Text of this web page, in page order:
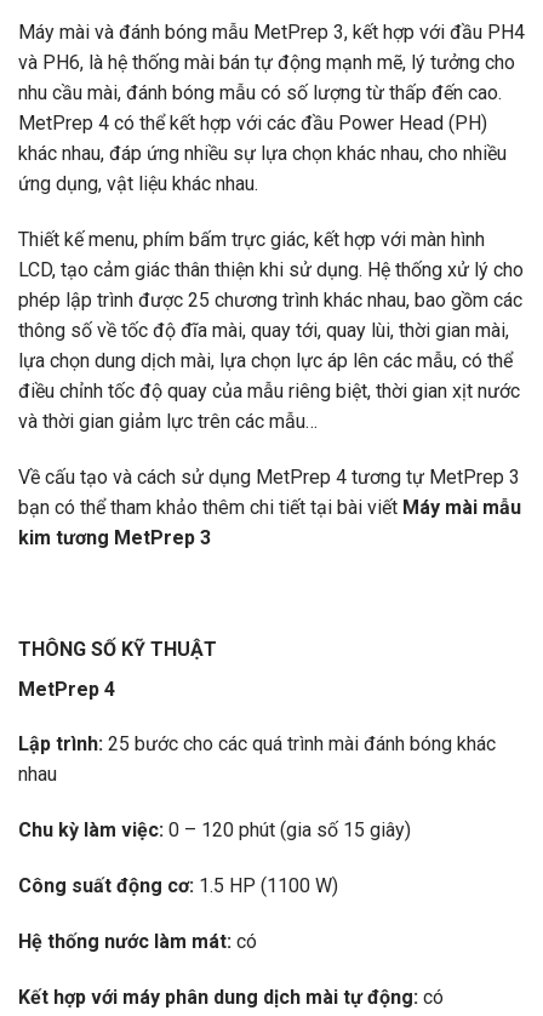
Máy mài và đánh bóng mẫu MetPrep 3, kết hợp với đầu PH4
và PH6, là hệ thống mài bán tự động mạnh mẽ, lý tưởng cho
nhu cầu mài, đánh bóng mẫu có số lượng từ thấp đến cao.
MetPrep 4 có thể kết hợp với các đầu Power Head (PH)
khác nhau, đáp ứng nhiều sự lựa chọn khác nhau, cho nhiều
ứng dụng, vật liệu khác nhau.
Thiết kế menu, phím bấm trực giác, kết hợp với màn hình
LCD, tạo cảm giác thân thiện khi sử dụng. Hệ thống xử lý cho
phép lập trình được 25 chương trình khác nhau, bao gồm các
thông số về tốc độ đĩa mài, quay tới, quay lùi, thời gian mài,
lựa chọn dung dịch mài, lựa chọn lực áp lên các mẫu, có thể
điều chỉnh tốc độ quay của mẫu riêng biệt, thời gian xịt nước
và thời gian giảm lực trên các mẫu…
Về cấu tạo và cách sử dụng MetPrep 4 tương tự MetPrep 3
bạn có thể tham khảo thêm chi tiết tại bài viết Máy mài mẫu
kim tương MetPrep 3
THÔNG SỐ KỸ THUẬT
MetPrep 4
Lập trình: 25 bước cho các quá trình mài đánh bóng khác
nhau
Chu kỳ làm việc: 0 – 120 phút (gia số 15 giây)
Công suất động cơ: 1.5 HP (1100 W)
Hệ thống nước làm mát: có
Kết hợp với máy phân dung dịch mài tự động: có